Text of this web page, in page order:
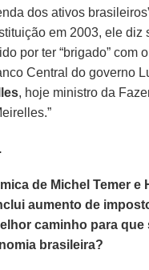
dos ativos
em 2003, ele diz
por ter “brigado” com
Central do governo
, hoje ministro da
de Michel Temer e
aumento de
caminho para que
brasileira?